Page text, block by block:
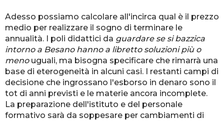
Adesso possiamo calcolare all'incirca qual è il prezzo
medio per realizzare il sogno di terminare le
annualità. I poli didattici da guardare se si bazzica
intorno a Besano hanno a libretto soluzioni più o
menouguali, ma bisogna specificare che rimarrà una
base di eterogeneità in alcuni casi. I restanti campi di
decisione che ingrossano l'esborso in denaro sono il
tot di anni previsti e le materie ancora incomplete.
La preparazione dell'istituto e del personale
formativo sarà da soppesare per cambiamenti di